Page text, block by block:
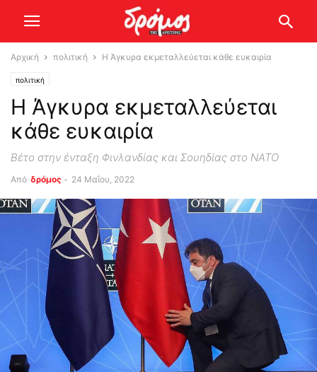
Αρχική πολιτική Η Άγκυρα εκμεταλλεύεται κάθε ευκαιρία
πολιτική
Η Άγκυρα εκμεταλλεύεται
κάθε ευκαιρία
Βέτο στην ένταξη Φινλανδίας και Σουηδίας στο ΝΑΤΟ
Από δρόμος - 24 Μαΐου, 2022